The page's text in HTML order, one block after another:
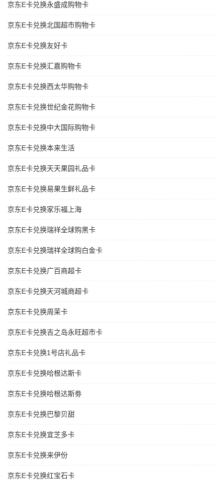
京东E卡兑换永盛成购物卡
京东E卡兑换北国超市购物卡
京东E卡兑换友好卡
京东E卡兑换汇嘉购物卡
京东E卡兑换西太华购物卡
京东E卡兑换世纪金花购物卡
京东E卡兑换中大国际购物卡
京东E卡兑换本来生活
京东E卡兑换天天果园礼品卡
京东E卡兑换易果生鲜礼品卡
京东E卡兑换家乐福上海
京东E卡兑换瑞祥全球购黑卡
京东E卡兑换瑞祥全球购白金卡
京东E卡兑换广百商超卡
京东E卡兑换天河城商超卡
京东E卡兑换周茉卡
京东E卡兑换吉之岛永旺超市卡
京东E卡兑换1号店礼品卡
京东E卡兑换哈根达斯卡
京东E卡兑换哈根达斯劵
京东E卡兑换巴黎贝甜
京东E卡兑换宜芝多卡
京东E卡兑换来伊份
京东E卡兑换红宝石卡